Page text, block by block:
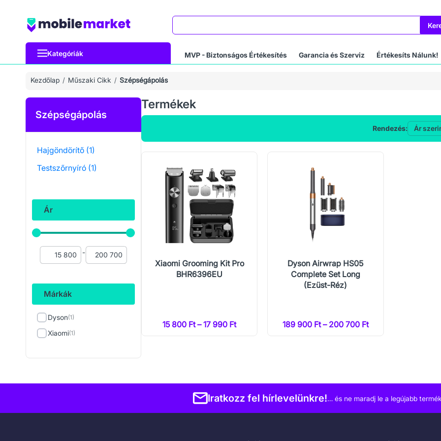
Kategóriák MVP - Biztonságos Értékesítés Garancia és Szerviz Értékesíts Nálunk!
Kezdőlap Műszaki Cikk Szépségápolás
Szépségápolás
Hajgöndörítő (1)
Testszőrnyíró (1)
Ár
-
Márkák
Dyson(1)
Xiaomi(1)
Termékek
Rendezés:
Xiaomi Grooming Kit Pro
BHR6396EU
15 800 Ft – 17 990 Ft
Dyson Airwrap HS05
Complete Set Long
(Ezüst-Réz)
189 900 Ft – 200 700 Ft
Iratkozz fel hírlevelünkre!… és ne maradj le a legújabb